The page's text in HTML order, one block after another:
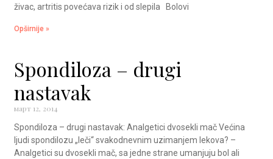
živac, artritis povećava rizik i od slepila Bolovi
Opširnije »
Spondiloza – drugi
nastavak
март 12, 2014
Spondiloza – drugi nastavak: Analgetici dvosekli mač Većina
ljudi spondilozu „leči“ svakodnevnim uzimanjem lekova? –
Analgetici su dvosekli mač, sa jedne strane umanjuju bol ali